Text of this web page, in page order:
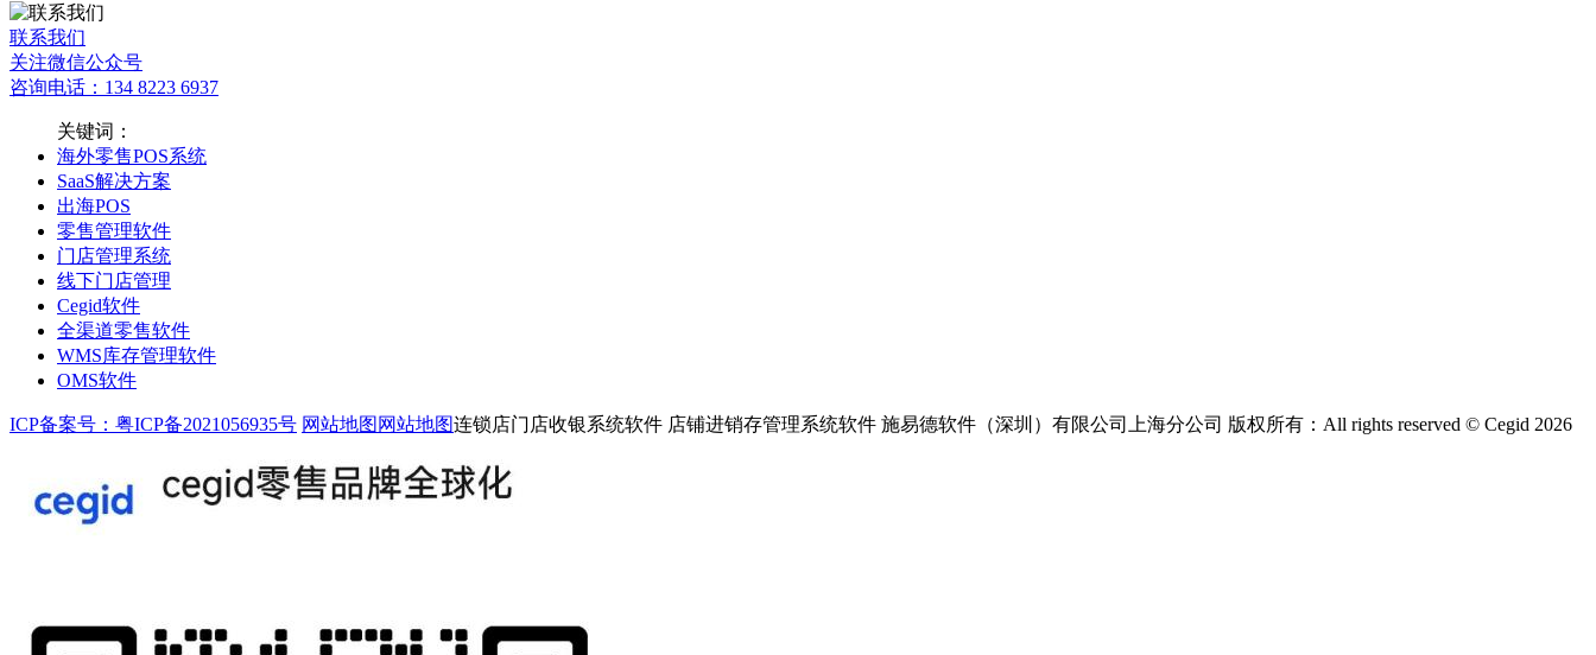
联系我们
关注微信公众号
咨询电话：134 8223 6937
关键词：
海外零售POS系统
SaaS解决方案
出海POS
零售管理软件
门店管理系统
线下门店管理
Cegid软件
全渠道零售软件
WMS库存管理软件
OMS软件
ICP备案号：粤ICP备2021056935号 网站地图 网站地图连锁店门店收银系统软件 店铺进销存管理系统软件 施易德软件（深圳）有限公司上海分公司 版权所有：All rights reserved © Cegid 2026